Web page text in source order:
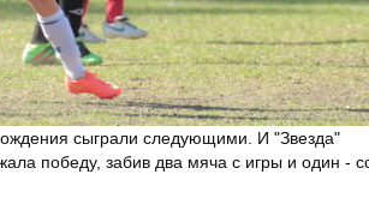
сыграли следующими. И "Звезда"
победу, забив два мяча с игры и один -